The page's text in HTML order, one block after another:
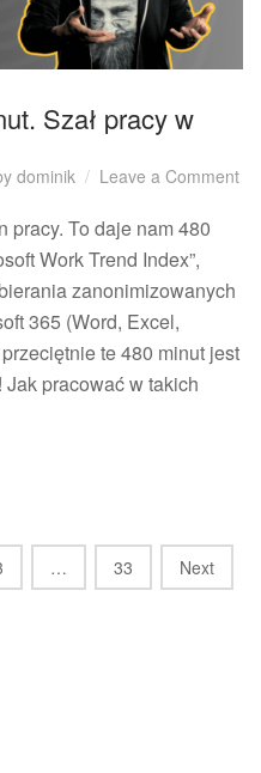
Szał pracy w
dominik Leave a Commenton
pracy. To daje nam 480
Work Trend Index”,
zanonimizowanych
365 (Word, Excel,
te 480 minut jest
pracować w takich
… 33 Next